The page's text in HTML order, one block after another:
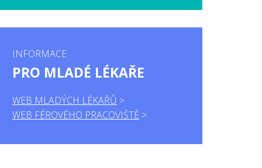
INFORMACE
PRO MLADÉ LÉKAŘE
WEB MLADÝCH LÉKAŘŮ
WEB FÉROVÉHO PRACOVIŠTĚ